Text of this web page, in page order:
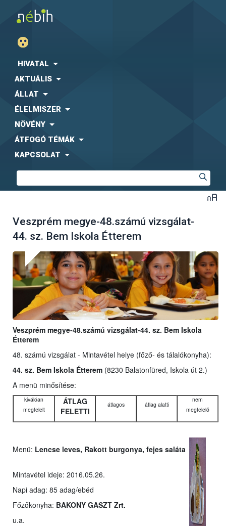
HIVATAL
AKTUÁLIS
ÁLLAT
ÉLELMISZER
NÖVÉNY
ÁTFOGÓ TÉMÁK
KAPCSOLAT
Veszprém megye-48.számú vizsgálat-
44. sz. Bem Iskola Étterem
Veszprém megye-48.számú vizsgálat-44. sz. Bem Iskola
Étterem
48. számú vizsgálat - Mintavétel helye (főző- és tálalókonyha):
44. sz. Bem Iskola Étterem (8230 Balatonfüred, Iskola út 2.)
A menü minősítése:
kiválóan
megfelelt
ÁTLAG
FELETTI
átlagos átlag alatti
nem
megfelelő
Menü: Lencse leves, Rakott burgonya, fejes saláta
Mintavétel ideje: 2016.05.26.
Napi adag: 85 adag/ebéd
Főzőkonyha: BAKONY GASZT Zrt.
u.a.